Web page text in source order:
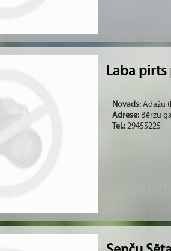
Laba pirts
Novads: Ādažu
Adrese: Bērzu
Tel.: 29455225